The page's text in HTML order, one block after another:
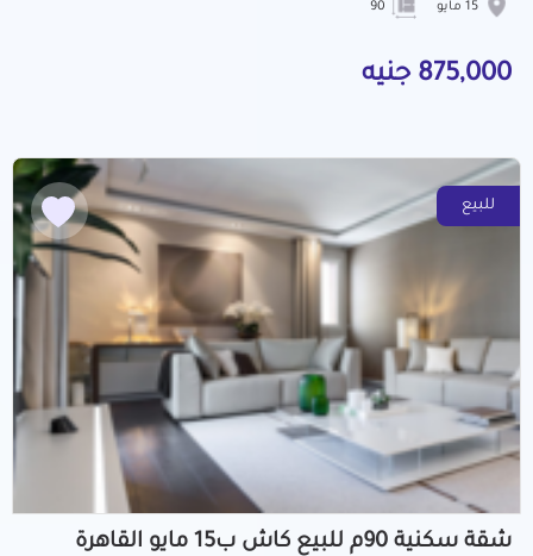
875,000 جنيه
للبيع
شقة سكنية 90م للبيع كاش ب15 مايو القاهرة